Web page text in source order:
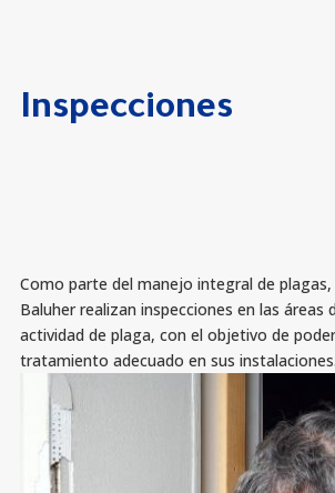
Inspecciones
Como parte del manejo integral de
Baluher realizan inspecciones en las áreas
actividad de plaga, con el objetivo de
tratamiento adecuado en sus instalaciones.